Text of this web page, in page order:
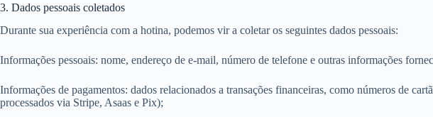
3. Dados pessoais coletados
Durante sua experiência com a hotina, podemos vir a coletar os seguintes dados pessoais:
Informações pessoais: nome, endereço de e-mail, número de telefone e outras informações
Informações de pagamentos: dados relacionados a transações financeiras, como números de
processados via Stripe, Asaas e Pix);